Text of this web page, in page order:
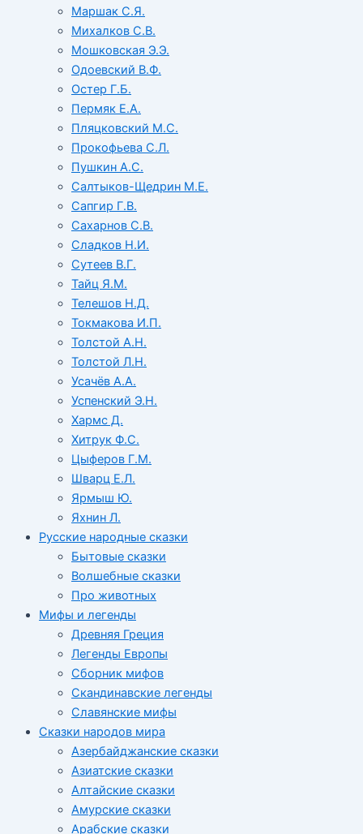
Маршак С.Я.
Михалков С.В.
Мошковская Э.Э.
Одоевский В.Ф.
Остер Г.Б.
Пермяк Е.А.
Пляцковский М.С.
Прокофьева С.Л.
Пушкин А.С.
Салтыков-Щедрин М.Е.
Сапгир Г.В.
Сахарнов С.В.
Сладков Н.И.
Сутеев В.Г.
Тайц Я.М.
Телешов Н.Д.
Токмакова И.П.
Толстой А.Н.
Толстой Л.Н.
Усачёв А.А.
Успенский Э.Н.
Хармс Д.
Хитрук Ф.С.
Цыферов Г.М.
Шварц Е.Л.
Ярмыш Ю.
Яхнин Л.
Русские народные сказки
Бытовые сказки
Волшебные сказки
Про животных
Мифы и легенды
Древняя Греция
Легенды Европы
Сборник мифов
Скандинавские легенды
Славянские мифы
Сказки народов мира
Азербайджанские сказки
Азиатские сказки
Алтайские сказки
Амурские сказки
Арабские сказки